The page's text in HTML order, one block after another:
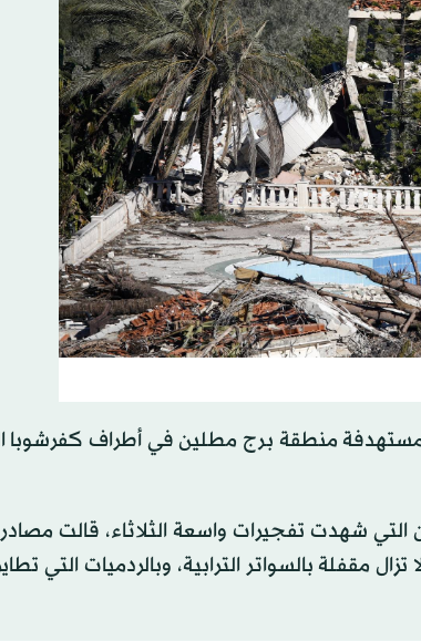
منطقة برج مطلين في أطراف كفرشوبا
شهدت تفجيرات واسعة الثلاثاء، قالت مصادر
مقفلة بالسواتر الترابية، وبالردميات التي